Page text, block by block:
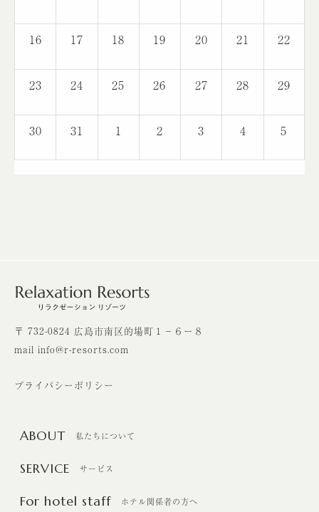
16 17 18 19 20 21 22
23 24 25 26 27 28 29
30 31 1 2 3 4 5
〒 732-0824 広島市南区的場町１－６ー８
mail info@r-resorts.com
プライバシーポリシー
ABOUT 私たちについて
SERVICE サービス
For hotel staff ホテル関係者の方へ